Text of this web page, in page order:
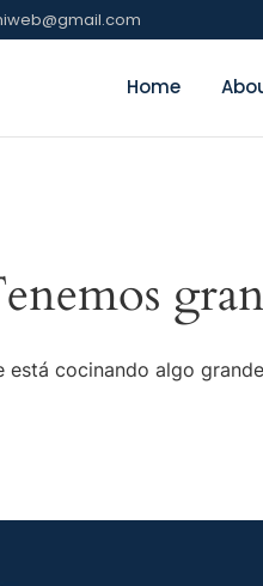
Home
está cocinando algo